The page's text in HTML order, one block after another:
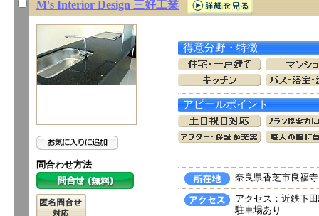
M's Interior Design 三好工業
問合わせ方法
得意分野・特徴
アピールポイント
奈良県香芝市良福
アクセス：近鉄下
駐車場あり